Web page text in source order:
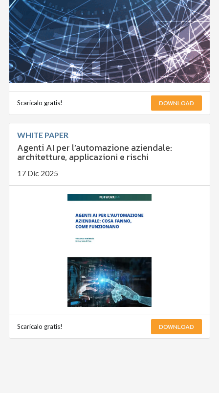
Scaricalo gratis! DOWNLOAD
WHITE PAPER
Agenti AI per l’automazione aziendale:
architetture, applicazioni e rischi
17 Dic 2025
Scaricalo gratis! DOWNLOAD